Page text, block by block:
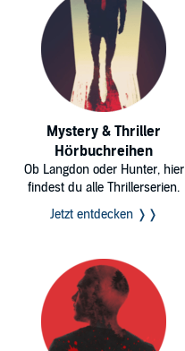
Mystery & Thriller
Hörbuchreihen
Ob Langdon oder Hunter, hier
findest du alle Thrillerserien.
Jetzt entdecken ❭❭